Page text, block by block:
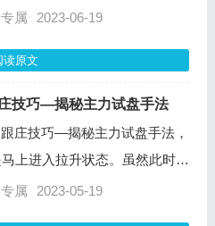
这就好像一个人参加跑步比赛
辑，就可以划分四个维度，弱
弱。那么你再回头去看力鼎的
属 2023-06-19
读原文
技巧—揭秘主力试盘手法
跟庄技巧—揭秘主力试盘手法，
上进入拉升状态。虽然此时提
后一次对盘口进行全面的试
属 2023-05-19